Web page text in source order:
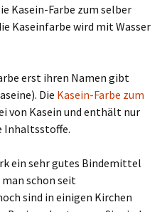
Kasein-Farbe zum selber
Kaseinfarbe wird mit Wasser
erst ihren Namen gibt
Die Kasein-Farbe zum
von Kasein und enthält nur
Inhaltsstoffe.
ein sehr gutes Bindemittel
schon seit
sind in einigen Kirchen